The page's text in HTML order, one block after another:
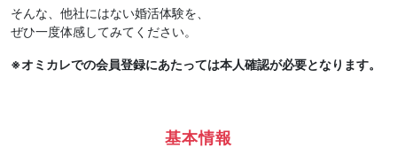
そんな、他社にはない婚活体験を、
ぜひ一度体感してみてください。
※オミカレでの会員登録にあたっては本人確認が必要となります。
基本情報